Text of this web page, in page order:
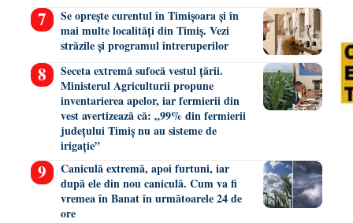
Se oprește curentul în Timișoara și în
mai multe localități din Timiș. Vezi
străzile și programul întreruperilor
Seceta extremă sufocă vestul țării.
Ministerul Agriculturii propune
inventarierea apelor, iar fermierii din
vest avertizează că: „99% din fermierii
județului Timiș nu au sisteme de
irigație”
Caniculă extremă, apoi furtuni, iar
după ele din nou caniculă. Cum va fi
vremea în Banat în următoarele 24 de
ore